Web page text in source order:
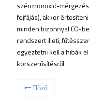
szénmonoxid-
fejfájás), akkor
minden bizonnyal CO-
rendszert illeti,
egyeztetni kell a hibák
korszerűsítésről.
Előző